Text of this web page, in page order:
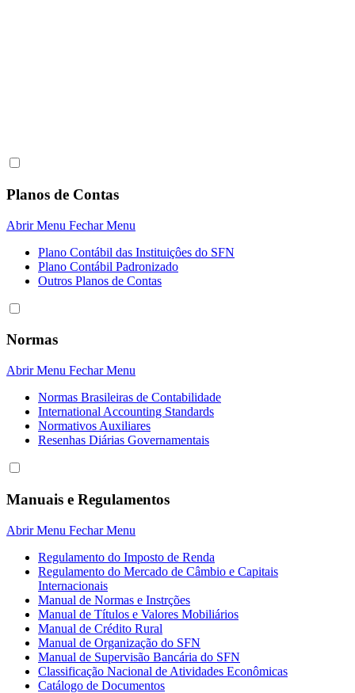
Planos de Contas
Abrir Menu Fechar Menu
Plano Contábil das Instituiçôes do SFN
Plano Contábil Padronizado
Outros Planos de Contas
Normas
Abrir Menu Fechar Menu
Normas Brasileiras de Contabilidade
International Accounting Standards
Normativos Auxiliares
Resenhas Diárias Governamentais
Manuais e Regulamentos
Abrir Menu Fechar Menu
Regulamento do Imposto de Renda
Regulamento do Mercado de Câmbio e Capitais
Internacionais
Manual de Normas e Instrções
Manual de Títulos e Valores Mobiliários
Manual de Crédito Rural
Manual de Organização do SFN
Manual de Supervisão Bancária do SFN
Classificação Nacional de Atividades Econômicas
Catálogo de Documentos